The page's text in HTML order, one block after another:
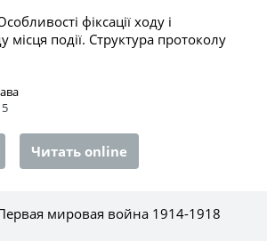
фіксації ходу і
місця події. Структура протоколу
Читать online
мировая война 1914-1918